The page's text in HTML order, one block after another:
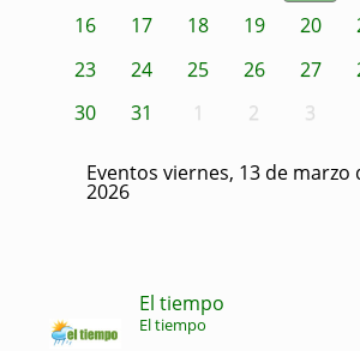
16
17 18 19 20
23
24 25 26 27
30
31 1 2 3
Eventos viernes, 13 de marzo
2026
El tiempo
El tiempo